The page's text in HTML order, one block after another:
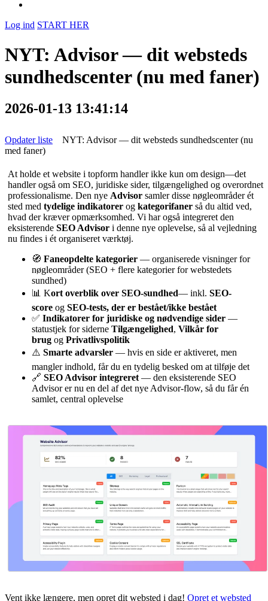
Log ind START HER
NYT: Advisor — dit websteds
sundhedscenter (nu med faner)
2026-01-13 13:41:14
Opdater liste
NYT: Advisor — dit websteds sundhedscenter (nu
med faner)
At holde et website i topform handler ikke kun om design—det
handler også om SEO, juridiske sider, tilgængelighed og overordnet
professionalisme. Den nye Advisor samler disse nøgleområder ét
sted med tydelige indikatorer og kategorifaner så du altid ved,
hvad der kræver opmærksomhed. Vi har også integreret den
eksisterende SEO Advisor i denne nye oplevelse, så al vejledning
nu findes i ét organiseret værktøj.
🧭 Faneopdelte kategorier — organiserede visninger for
nøgleområder (SEO + flere kategorier for webstedets
sundhed)
📊 Kort overblik over SEO-sundhed— inkl. SEO-
score og SEO-tests, der er bestået/ikke bestået
✅ Indikatorer for juridiske og nødvendige sider —
statustjek for siderne Tilgængelighed, Vilkår for
brug og Privatlivspolitik
⚠️ Smarte advarsler — hvis en side er aktiveret, men
mangler indhold, får du en tydelig besked om at tilføje det
🔗 SEO Advisor integreret — den eksisterende SEO
Advisor er nu en del af det nye Advisor-flow, så du får én
samlet, central oplevelse
Vent ikke længere, men opret dit websted i dag! Opret et websted